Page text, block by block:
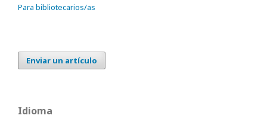
Para bibliotecarios/as
Enviar un artículo
Idioma